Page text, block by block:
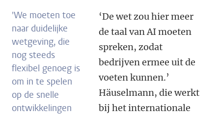
'We moeten toe
naar duidelijke
wetgeving, die
nog steeds
flexibel genoeg is
om in te spelen
op de snelle
ontwikkelingen
‘De wet zou hier meer
de taal van AI moeten
spreken, zodat
bedrijven ermee uit de
voeten kunnen.’
Häuselmann, die werkt
bij het internationale